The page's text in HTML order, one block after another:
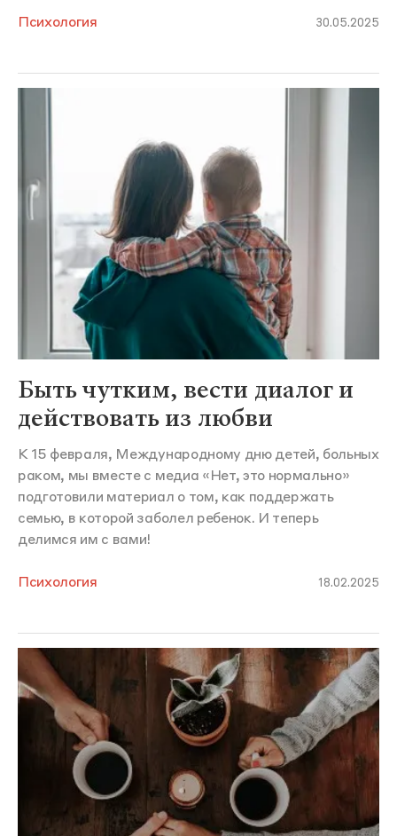
Психология 30.05.2025
Быть чутким, вести диалог и
действовать из любви
К 15 февраля, Международному дню детей, больных
раком, мы вместе с медиа «Нет, это нормально»
подготовили материал о том, как поддержать
семью, в которой заболел ребенок. И теперь
делимся им с вами!
Психология 18.02.2025